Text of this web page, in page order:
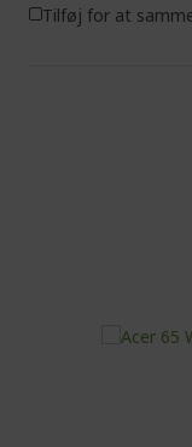
Tilføj for at